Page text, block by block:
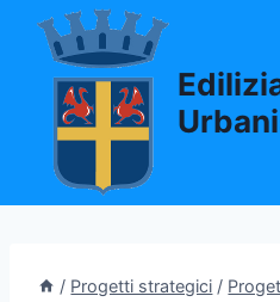
Salta
contenuto
/ Progetti strategici /